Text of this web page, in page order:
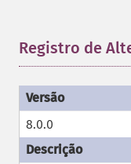
Registro de
8.0.0